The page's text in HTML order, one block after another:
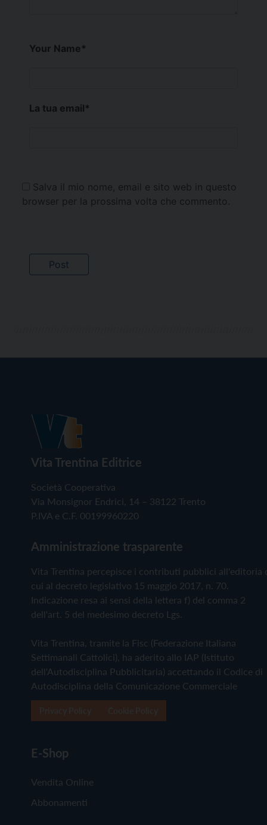
Your Name*
La tua email*
Salva il mio nome, email e sito web in questo
browser per la prossima volta che commento.
Vita Trentina Editrice
Società Cooperativa
Via Monsignor Endrici, 14 – 38122 Trento
P.IVA e C.F. 00199960220
Amministrazione trasparente
Vita Trentina percepisce i contributi pubblici all'editoria
cui al decreto legislativo 15 maggio 2017, n. 70.
Indicazione resa ai sensi della lettera f) del comma 2
dell'art. 5 del medesimo decreto Lgs.
Vita Trentina, tramite la Fisc (Federazione Italiana
Settimanali Cattolici), ha aderito allo IAP (Istituto
dell'Autodisciplina Pubblicitaria) accettando il Codice di
Autodisciplina della Comunicazione Commerciale
E-Shop
Vendita Online
Abbonamenti